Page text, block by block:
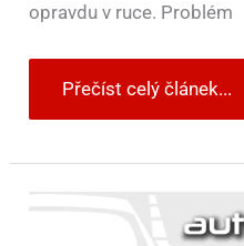
opravdu v ruce. Problém
Přečíst celý článek...